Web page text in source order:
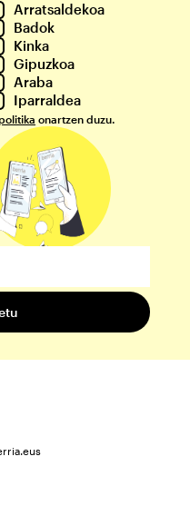
Arratsaldekoa
Badok
Kinka
Gipuzkoa
Araba
Iparraldea
onartzen duzu.